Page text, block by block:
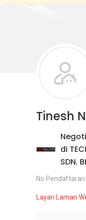
Tinesh
di
SDN.
No
Layari Laman